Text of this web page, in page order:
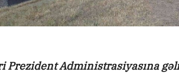
Prezident Administrasiyasına